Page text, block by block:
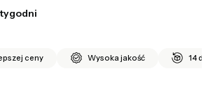
ceny Wysoka jakość 14 dni